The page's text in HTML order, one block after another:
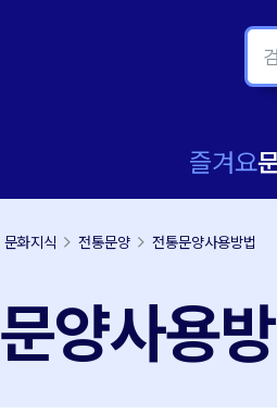
즐겨요
문화지식 전통문양 전통문양사용방법
양사용